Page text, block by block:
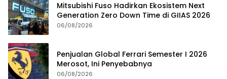
Mitsubishi Fuso Hadirkan Ekosistem Next
Generation Zero Down Time di GIIAS 2026
06/08/2026
Penjualan Global Ferrari Semester I 2026
Merosot, Ini Penyebabnya
06/08/2026